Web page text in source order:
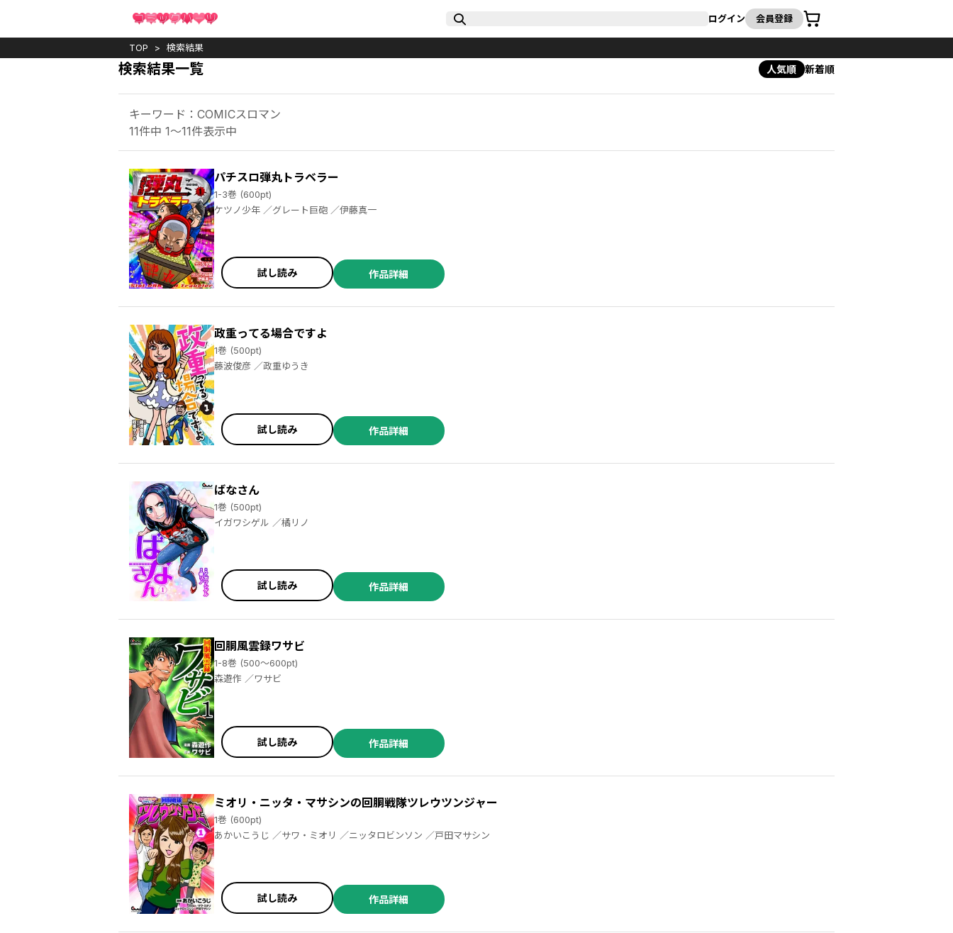
ログイン 会員登録
カート
TOP 検索結果
検索結果一覧 人気順 新着順
キーワード：COMICスロマン
11件中 1～11件表示中
パチスロ弾丸トラベラー
1-3巻 (600pt)
ケツノ少年 ／グレート巨砲 ／伊藤真一
試し読み 作品詳細
政重ってる場合ですよ
1巻 (500pt)
藤波俊彦 ／政重ゆうき
試し読み 作品詳細
ばなさん
1巻 (500pt)
イガワシゲル ／橘リノ
試し読み 作品詳細
回胴風雲録ワサビ
1-8巻 (500～600pt)
森遊作 ／ワサビ
試し読み 作品詳細
ミオリ・ニッタ・マサシンの回胴戦隊ツレウツンジャー
1巻 (600pt)
あかいこうじ ／サワ・ミオリ ／ニッタロビンソン ／戸田マサシン
試し読み 作品詳細